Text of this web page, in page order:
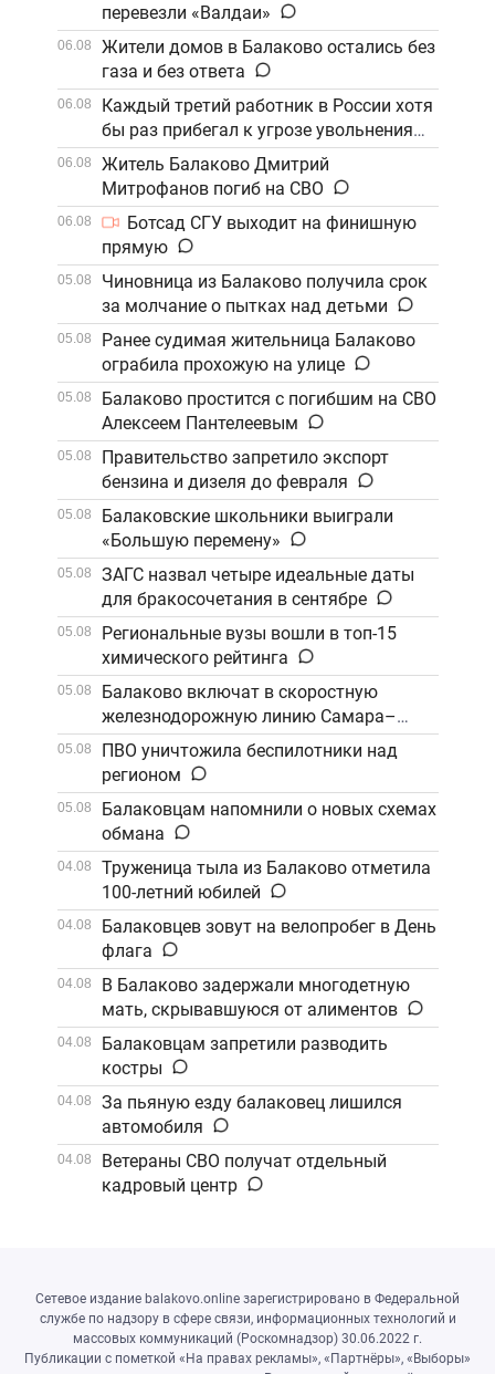
перевезли «Валдаи»
06.08
Жители домов в Балаково остались без
газа и без ответа
06.08
Каждый третий работник в России хотя
бы раз прибегал к угрозе увольнения
06.08
Житель Балаково Дмитрий
Митрофанов погиб на СВО
06.08
Ботсад СГУ выходит на финишную
прямую
05.08
Чиновница из Балаково получила срок
за молчание о пытках над детьми
05.08
Ранее судимая жительница Балаково
ограбила прохожую на улице
05.08
Балаково простится с погибшим на СВО
Алексеем Пантелеевым
05.08
Правительство запретило экспорт
бензина и дизеля до февраля
05.08
Балаковские школьники выиграли
«Большую перемену»
05.08
ЗАГС назвал четыре идеальные даты
для бракосочетания в сентябре
05.08
Региональные вузы вошли в топ-15
химического рейтинга
05.08
Балаково включат в скоростную
железнодорожную линию Самара–
Саратов
05.08
ПВО уничтожила беспилотники над
регионом
05.08
Балаковцам напомнили о новых схемах
обмана
04.08
Труженица тыла из Балаково отметила
100-летний юбилей
04.08
Балаковцев зовут на велопробег в День
флага
04.08
В Балаково задержали многодетную
мать, скрывавшуюся от алиментов
04.08
Балаковцам запретили разводить
костры
04.08
За пьяную езду балаковец лишился
автомобиля
04.08
Ветераны СВО получат отдельный
кадровый центр
Сетевое издание balakovo.online зарегистрировано в Федеральной
службе по надзору в сфере связи, информационных технологий и
массовых коммуникаций (Роскомнадзор) 30.06.2022 г.
Публикации с пометкой «На правах рекламы», «Партнёры», «Выборы»